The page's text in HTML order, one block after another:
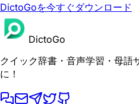
DictoGoを今すぐダウンロード
DictoGo
クイック辞書・音声学習・母語
に！